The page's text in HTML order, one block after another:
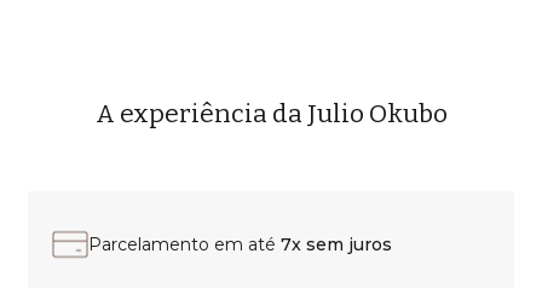
A experiência da Julio Okubo
Parcelamento em até 7x sem juros